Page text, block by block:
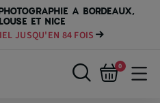
A BORDEAUX,
ET NICE
JUSQU'EN 84 FOIS
0